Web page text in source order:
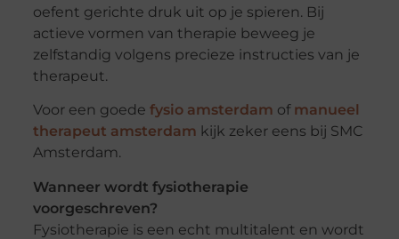
oefent gerichte druk uit op je spieren. Bij
actieve vormen van therapie beweeg je
zelfstandig volgens precieze instructies van je
therapeut.
Voor een goede fysio amsterdam of manueel
therapeut amsterdam kijk zeker eens bij SMC
Amsterdam.
Wanneer wordt fysiotherapie
voorgeschreven?
Fysiotherapie is een echt multitalent en wordt